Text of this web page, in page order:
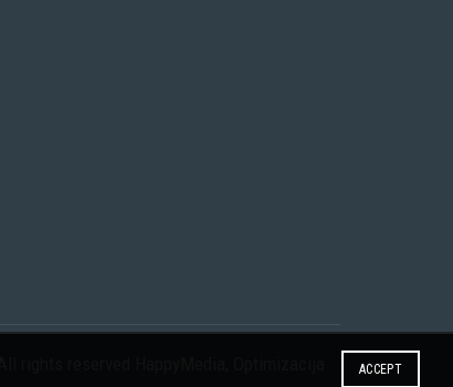
rights reserved ACCEPT